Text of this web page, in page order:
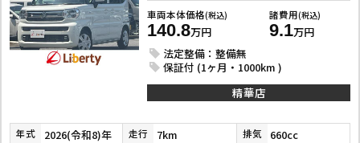
車両本体価格(税込)
140.8万円
諸費用(税込)
9.1万円
法定整備：整備無
保証付 (1ヶ月・1000km )
精華店
年式 2026(令和8)年 走行 7km 排気 660cc